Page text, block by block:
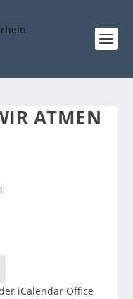
ATMEN
iCalendar Office